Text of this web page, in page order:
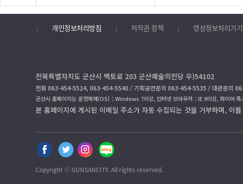
개인정보처리방침 저작권 정책 영상정보처리기
전북특별자치도 군산시 백토로 203 군산예술의전당 우)54102
전화 063-454-5524, 063-454-5540 / 기획공연문의 063-454-5535 / 대관문의
군산시 홈페이지는 운영체제(OS)：Windows 7이상, 인터넷 브라우저：IE 9이상, 파이어 폭
본 홈페이지에 게시된 이메일 주소가 자동 수집되는 것을 거부하며, 이
페
이
스
트
위
터
인
스
타
블
로
그
Copyright ⓒ GUNSANCITY. All rights reserved.